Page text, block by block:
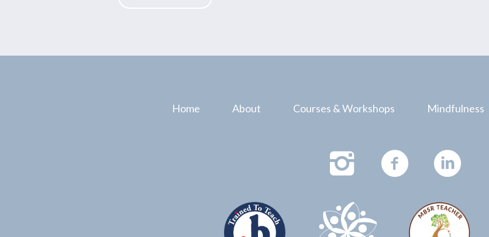
Home About Courses & Workshops Mindfulness